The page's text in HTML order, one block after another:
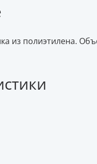
из полиэтилена.